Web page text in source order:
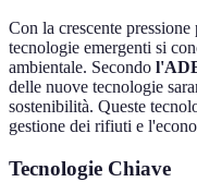
Con la crescente
tecnologie emergenti si
ambientale. Secondo
delle nuove tecnologie
sostenibilità. Queste
gestione dei rifiuti e
Tecnologie Chiave